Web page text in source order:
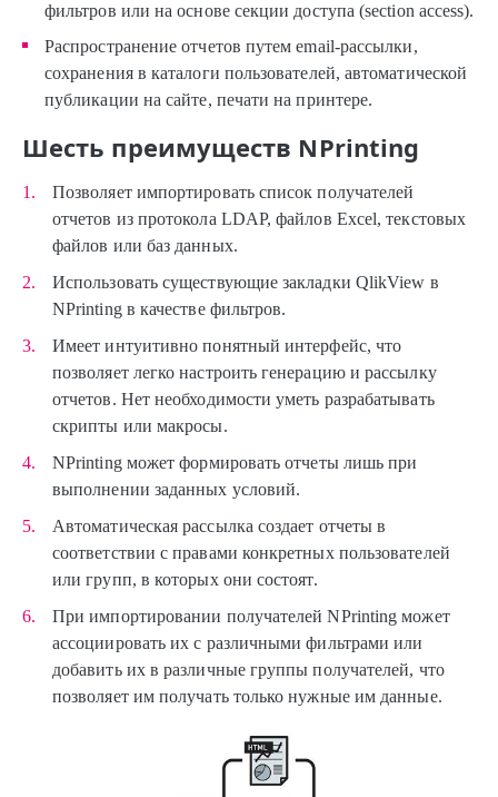
фильтров или на основе секции доступа (section access).
Распространение отчетов путем email-рассылки,
сохранения в каталоги пользователей, автоматической
публикации на сайте, печати на принтере.
Шесть преимуществ NPrinting
Позволяет импортировать список получателей
отчетов из протокола LDAP, файлов Excel, текстовых
файлов или баз данных.
Использовать существующие закладки QlikView в
NPrinting в качестве фильтров.
Имеет интуитивно понятный интерфейс, что
позволяет легко настроить генерацию и рассылку
отчетов. Нет необходимости уметь разрабатывать
скрипты или макросы.
NPrinting может формировать отчеты лишь при
выполнении заданных условий.
Автоматическая рассылка создает отчеты в
соответствии с правами конкретных пользователей
или групп, в которых они состоят.
При импортировании получателей NPrinting может
ассоциировать их с различными фильтрами или
добавить их в различные группы получателей, что
позволяет им получать только нужные им данные.